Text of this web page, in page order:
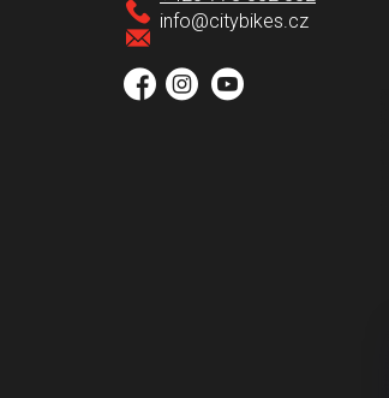
info@citybikes.cz